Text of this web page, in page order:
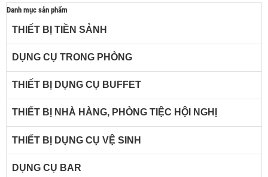
Danh mục sản phẩm
THIẾT BỊ TIỀN SẢNH
DỤNG CỤ TRONG PHÒNG
THIẾT BỊ DỤNG CỤ BUFFET
THIẾT BỊ NHÀ HÀNG, PHÒNG TIỆC HỘI NGHỊ
THIẾT BỊ DỤNG CỤ VỆ SINH
DỤNG CỤ BAR